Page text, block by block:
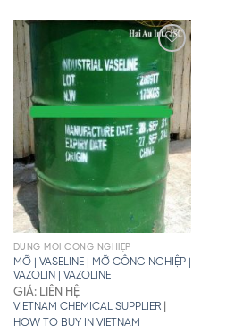
DUNG MÔI CÔNG NGHIỆP
MỠ | VASELINE | MỠ CÔNG NGHIỆP |
VAZOLIN | VAZOLINE
GIÁ: LIÊN HỆ
VIETNAM CHEMICAL SUPPLIER|
HOW TO BUY IN VIETNAM